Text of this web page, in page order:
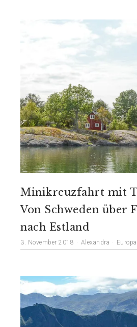
Minikreuzfahrt mit
Von Schweden über
nach Estland
3. November 2018 Alexandra Europa